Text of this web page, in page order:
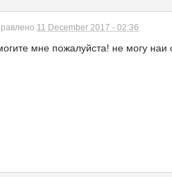
11 December 2017 - 02:36
мне пожалуйста! не могу наи